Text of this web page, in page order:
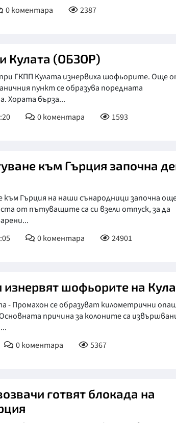
0коментара 2387
Кулата (ОБЗОР)
ГКПП Кулата изнервиха шофьорите. Още
пункт се образува поредната
Хората бърза...
0коментара 1593
към Гърция започна
към Гърция на наши сънародници започна
от пътуващите са си взели отпуск, за да
0коментара 24901
шофьорите на
- Промахон се образуват километрични
причина за колоните са
0коментара 5367
готвят блокада на